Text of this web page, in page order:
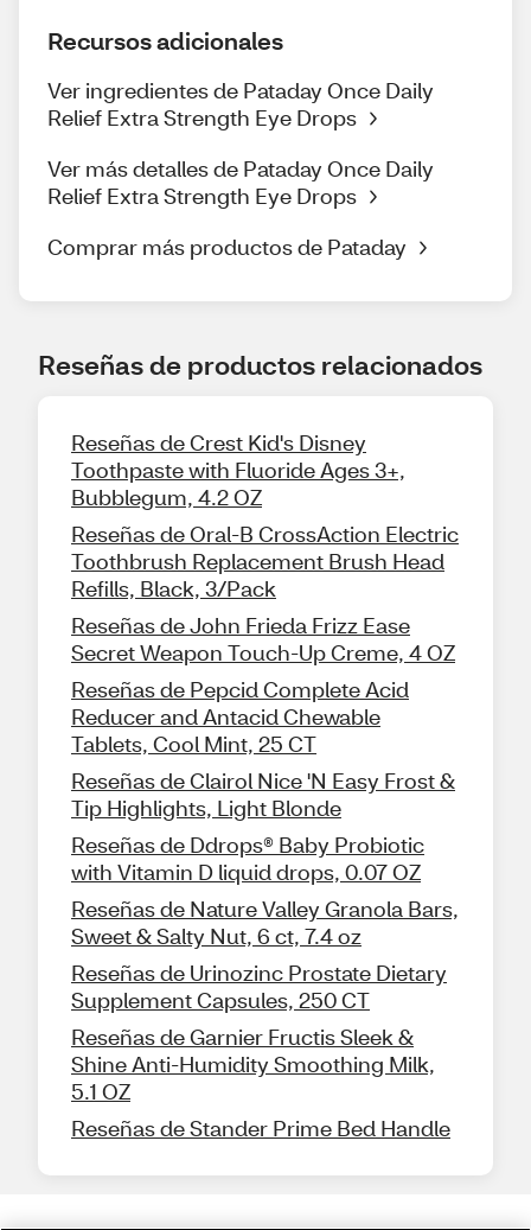
Recursos adicionales
Ver ingredientes de Pataday Once Daily
Relief Extra Strength Eye Drops
Ver más detalles de Pataday Once Daily
Relief Extra Strength Eye Drops
Comprar más productos de Pataday
Reseñas de productos relacionados
Reseñas de Crest Kid's Disney
Toothpaste with Fluoride Ages 3+,
Bubblegum, 4.2 OZ
Reseñas de Oral-B CrossAction Electric
Toothbrush Replacement Brush Head
Refills, Black, 3/Pack
Reseñas de John Frieda Frizz Ease
Secret Weapon Touch-Up Creme, 4 OZ
Reseñas de Pepcid Complete Acid
Reducer and Antacid Chewable
Tablets, Cool Mint, 25 CT
Reseñas de Clairol Nice 'N Easy Frost &
Tip Highlights, Light Blonde
Reseñas de Ddrops® Baby Probiotic
with Vitamin D liquid drops, 0.07 OZ
Reseñas de Nature Valley Granola Bars,
Sweet & Salty Nut, 6 ct, 7.4 oz
Reseñas de Urinozinc Prostate Dietary
Supplement Capsules, 250 CT
Reseñas de Garnier Fructis Sleek &
Shine Anti-Humidity Smoothing Milk,
5.1 OZ
Reseñas de Stander Prime Bed Handle